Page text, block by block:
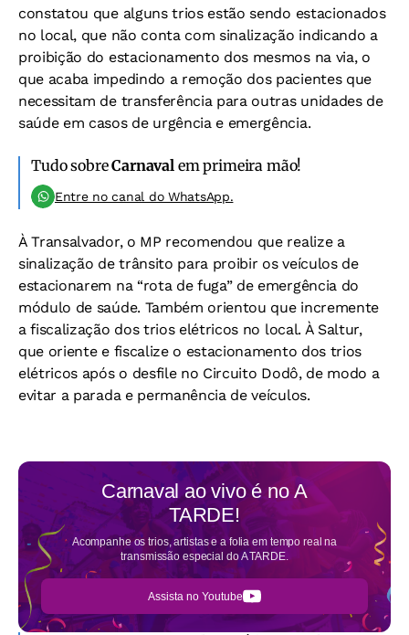
constatou que alguns trios estão sendo estacionados
no local, que não conta com sinalização indicando a
proibição do estacionamento dos mesmos na via, o
que acaba impedindo a remoção dos pacientes que
necessitam de transferência para outras unidades de
saúde em casos de urgência e emergência.
Tudo sobreCarnavalem primeira mão!
Entre no canal do WhatsApp.
À Transalvador, o MP recomendou que realize a
sinalização de trânsito para proibir os veículos de
estacionarem na “rota de fuga” de emergência do
módulo de saúde. Também orientou que incremente
a fiscalização dos trios elétricos no local. À Saltur,
que oriente e fiscalize o estacionamento dos trios
elétricos após o desfile no Circuito Dodô, de modo a
evitar a parada e permanência de veículos.
Carnaval ao vivo é noA
TARDE!
Acompanhe os trios, artistas e a folia em tempo real na
transmissão especial do A TARDE.
Assista no Youtube